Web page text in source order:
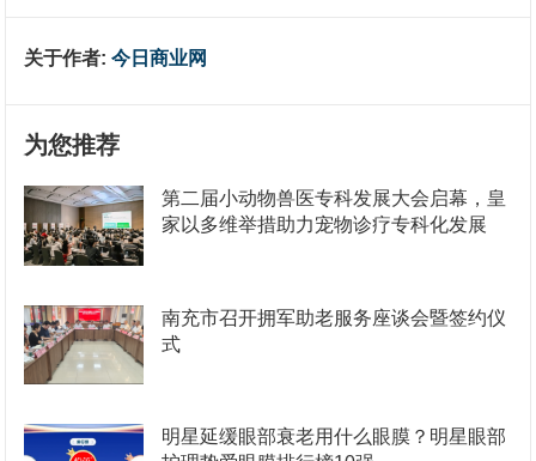
关于作者:今日商业网
为您推荐
第二届小动物兽医专科发展大会启幕，皇
家以多维举措助力宠物诊疗专科化发展
南充市召开拥军助老服务座谈会暨签约仪
式
明星延缓眼部衰老用什么眼膜？明星眼部